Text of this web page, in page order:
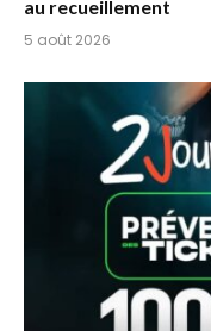
au recueillement
5 août 2026